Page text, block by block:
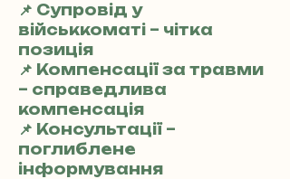
📌 Супровід у
військкоматі – чітка
позиція
📌 Компенсації за травми
– справедлива
компенсація
📌 Консультації –
поглиблене
інформування